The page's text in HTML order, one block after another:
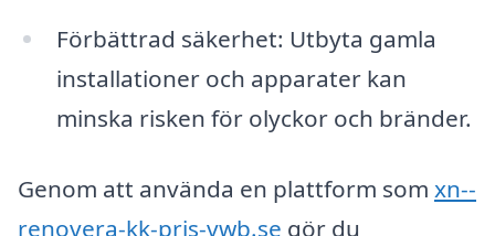
Förbättrad säkerhet: Utbyta gamla
installationer och apparater kan
minska risken för olyckor och bränder.
Genom att använda en plattform som xn--
renovera-kk-pris-vwb.se gör du